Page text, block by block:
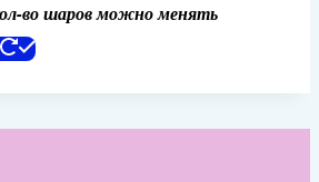
во шаров можно менять